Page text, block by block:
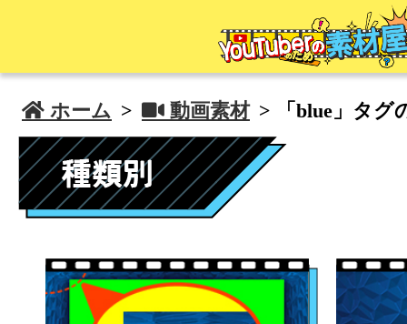
 ホーム >  動画素材 > 「blue」タグ